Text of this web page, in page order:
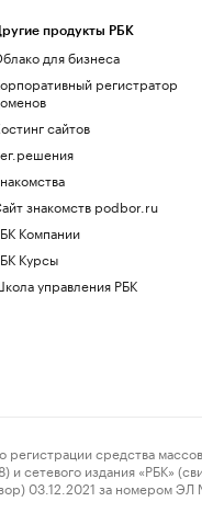
продукты РБК
для бизнеса
регистратор
сайтов
знакомств podbor.ru
Компании
Курсы
управления РБК
средства
издания «РБК»
03.12.2021 за номером